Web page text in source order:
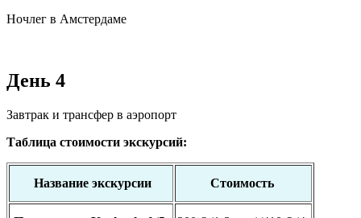
Ночлег в Амстердаме
День 4
Завтрак и трансфер в аэропорт
Таблица стоимости экскурсий:
Название экскурсии Стоимость